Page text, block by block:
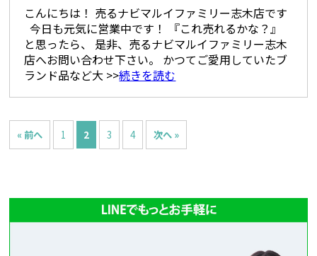
こんにちは！ 売るナビマルイファミリー志木店です
今日も元気に営業中です！ 『これ売れるかな？』
と思ったら、 是非、売るナビマルイファミリー志木
店へお問い合わせ下さい。 かつてご愛用していたブ
ランド品など大 >>続きを読む
« 前へ 1 2 3 4 次へ »